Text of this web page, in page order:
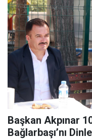
Başkan Akpınar
Bağlarbaşı’nı